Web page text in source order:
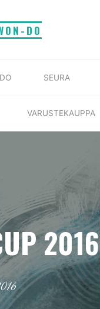
DO
SEURA
VARUSTEKAUPPA
2016